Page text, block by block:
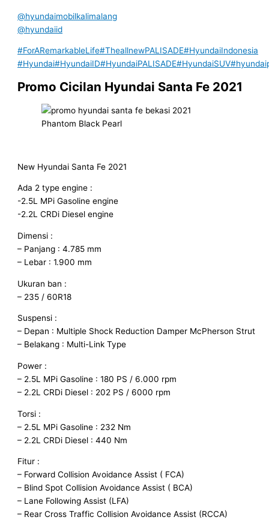
@hyundaimobilkalimalang
@hyundaiid
#ForARemarkableLife#TheallnewPALISADE#HyundaiIndonesia
#Hyundai#HyundaiID#HyundaiPALISADE#HyundaiSUV
Promo Cicilan Hyundai Santa Fe 2021
Phantom Black Pearl
New Hyundai Santa Fe 2021
Ada 2 type engine :
-2.5L MPi Gasoline engine
-2.2L CRDi Diesel engine
Dimensi :
– Panjang : 4.785 mm
– Lebar : 1.900 mm
Ukuran ban :
– 235 / 60R18
Suspensi :
– Depan : Multiple Shock Reduction Damper McPherson Strut
– Belakang : Multi-Link Type
Power :
– 2.5L MPi Gasoline : 180 PS / 6.000 rpm
– 2.2L CRDi Diesel : 202 PS / 6000 rpm
Torsi :
– 2.5L MPi Gasoline : 232 Nm
– 2.2L CRDi Diesel : 440 Nm
Fitur :
– Forward Collision Avoidance Assist ( FCA)
– Blind Spot Collision Avoidance Assist ( BCA)
– Lane Following Assist (LFA)
– Rear Cross Traffic Collision Avoidance Assist (RCCA)